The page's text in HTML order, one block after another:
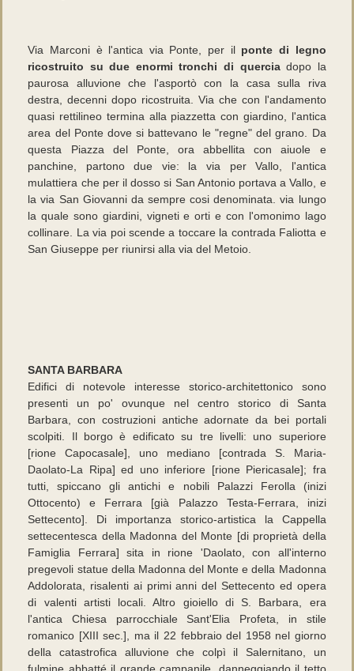
Via Marconi è l'antica via Ponte, per ilponte di legno
ricostruito su due enormi tronchi di querciadopo la
paurosa alluvione che l'asportò con la casa sulla riva
destra, decenni dopo ricostruita. Via che con l'andamento
quasi rettilineo termina alla piazzetta con giardino, l'antica
area del Ponte dove si battevano le "regne" del grano. Da
questa Piazza del Ponte, ora abbellita con aiuole e
panchine, partono due vie: la via per Vallo, l'antica
mulattiera che per il dosso si San Antonio portava a Vallo, e
la via San Giovanni da sempre cosi denominata. via lungo
la quale sono giardini, vigneti e orti e con l'omonimo lago
collinare. La via poi scende a toccare la contrada Faliotta e
San Giuseppe per riunirsi alla via del Metoio.
SANTA BARBARA
Edifici di notevole interesse storico-architettonico sono
presenti un po' ovunque nel centro storico di Santa
Barbara, con costruzioni antiche adornate da bei portali
scolpiti. Il borgo è edificato su tre livelli: uno superiore
[rione Capocasale], uno mediano [contrada S. Maria-
Daolato-La Ripa] ed uno inferiore [rione Piericasale]; fra
tutti, spiccano gli antichi e nobili Palazzi Ferolla (inizi
Ottocento) e Ferrara [già Palazzo Testa-Ferrara, inizi
Settecento]. Di importanza storico-artistica la Cappella
settecentesca della Madonna del Monte [di proprietà della
Famiglia Ferrara] sita in rione 'Daolato, con all'interno
pregevoli statue della Madonna del Monte e della Madonna
Addolorata, risalenti ai primi anni del Settecento ed opera
di valenti artisti locali. Altro gioiello di S. Barbara, era
l'antica Chiesa parrocchiale Sant'Elia Profeta, in stile
romanico [XIII sec.], ma il 22 febbraio del 1958 nel giorno
della catastrofica alluvione che colpì il Salernitano, un